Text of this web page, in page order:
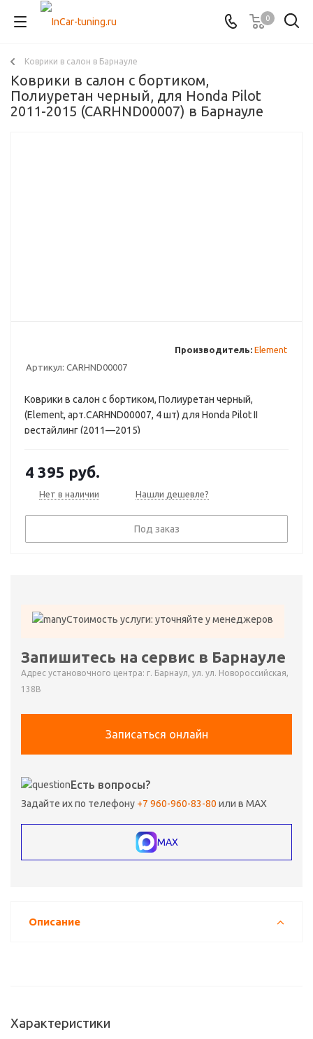
0
Коврики в салон в Барнауле
Коврики в салон с бортиком,
Полиуретан черный, для Honda Pilot
2011-2015 (CARHND00007) в Барнауле
Артикул: CARHND00007
Производитель: Element
Коврики в салон с бортиком, Полиуретан черный,
(Element, арт.CARHND00007, 4 шт) для Honda Pilot II
рестайлинг (2011—2015)
4 395 руб.
Нет в наличии Нашли дешевле?
Под заказ
Стоимость услуги: уточняйте у менеджеров
Запишитесь на сервис в Барнауле
Адрес установочного центра: г. Барнаул, ул. ул. Новороссийская,
138В
Записаться онлайн
Есть вопросы?
Задайте их по телефону +7 960-960-83-80 или в MAX
MAX
Описание
Характеристики